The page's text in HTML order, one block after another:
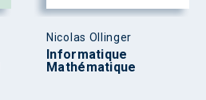
Nicolas Ollinger
Informatique
Mathématique